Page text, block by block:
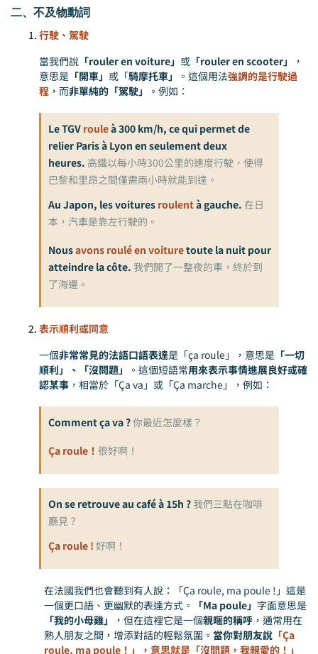
二、不及物動詞
行駛、駕駛
當我們說 「rouler en voiture」 或 「rouler en scooter」
，
意思是 「開車」 或「騎摩托車」 。這個用法強調的是行駛過
程 ，而非單純的「駕駛」 。例如：
Le TGV rouleà 300 km/h, ce qui permet de
relier Paris à Lyon en seulement deux
heures. 高鐵以每小時300公里的速度行駛，使得
巴黎和里昂之間僅需兩小時就能到達。
Au Japon, les voitures roulentà gauche. 在日
本，汽車是靠左行駛的。
Nousavons roulé en voituretoute la nuit pour
atteindre la côte. 我們開了一整夜的車，終於到
了海邊。
表示順利或同意
一個非常常見的法語口語表達是「ça roule」，意思是 「一切
順利」、「沒問題」
。這個短語常用來表示事情進展良好或確
認某事 ，相當於「Ça va」或「Ça marche」，例如：
Comment ça va ?你最近怎麼樣？
Ça roule！ 很好啊！
On se retrouve au café à 15h ? 我們三點在咖啡
廳見？
Ça roule ! 好啊！
在法國我們也會聽到有人說：「Ça roule, ma poule !」這是
一個更口語、更幽默的表達方式。
「Ma poule」 字面意思是
「我的小母雞」
，但在這裡它是一個親暱的稱呼 ，通常用在
熟人朋友之間，增添對話的輕鬆氛圍。 當你對朋友說 「Ça
roule, ma poule！」，意思就是「沒問題，我親愛的！」